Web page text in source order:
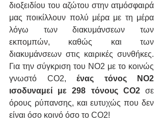
διοξειδίου του αζώτου στην ατμόσφαιρά
μας ποικίλλουν πολύ μέρα με τη μέρα
λόγω των διακυμάνσεων των
εκπομπών, καθώς και των
διακυμάνσεων στις καιρικές συνθήκες.
Για την σύγκριση του NO2 με το κοινώς
γνωστό CO2, ένας τόνος NO2
ισοδυναμεί με 298 τόνους CO2 σε
όρους ρύπανσης, και ευτυχώς που δεν
είναι όσο κοινό όσο το CO2!